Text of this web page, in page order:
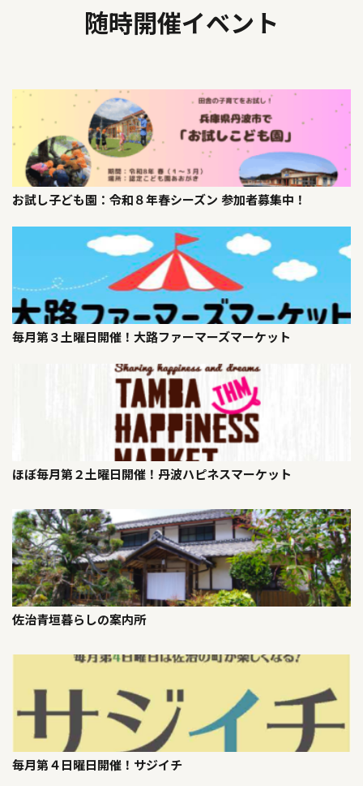
随時開催イベント
お試し子ども園：令和８年春シーズン 参加者募集中！
毎月第３土曜日開催！大路ファーマーズマーケット
ほぼ毎月第２土曜日開催！丹波ハピネスマーケット
佐治青垣暮らしの案内所
毎月第４日曜日開催！サジイチ